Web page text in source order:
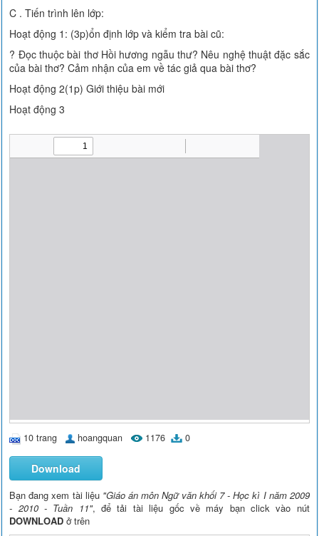
C . Tiến trình lên lớp:
Hoạt động 1: (3p)ổn định lớp và kiểm tra bài cũ:
? Đọc thuộc bài thơ Hồi hương ngẫu thư? Nêu nghệ thuật đặc sắc
của bài thơ? Cảm nhận của em về tác giả qua bài thơ?
Hoạt động 2(1p) Giới thiệu bài mới
Hoạt động 3
10 trang hoangquan 1176 0
Download
Bạn đang xem tài liệu "Giáo án môn Ngữ văn khối 7 - Học kì I năm 2009
- 2010 - Tuần 11", để tải tài liệu gốc về máy bạn click vào nút
DOWNLOAD ở trên